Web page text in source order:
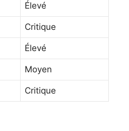
Élevé
Critique
Élevé
Moyen
Critique